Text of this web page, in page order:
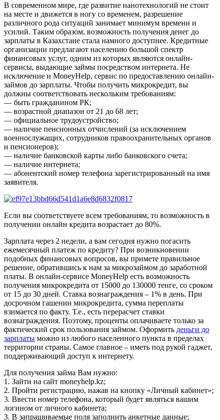
В современном мире, где развитие нанотехнологий не стоит
на месте и движется в ногу со временем, разрешение
различного рода ситуаций занимает минимум времени и
усилий. Таким образом, возможность получения денег до
зарплаты в Казахстане стала намного доступнее. Кредитные
организации предлагают населению большой спектр
финансовых услуг, одним из которых являются онлайн-
сервисы, выдающие займы посредством интернета. Не
исключение и MoneyHelp, сервис по предоставлению онлайн-
займов до зарплаты. Чтобы получить микрокредит, вы
должны соответствовать нескольким требованиям:
— быть гражданином РК;
— возрастной диапазон от 21 до 68 лет;
— официальное трудоустройство;
— наличие пенсионных отчислений (за исключением
военнослужащих, сотрудников правоохранительных органов
и пенсионеров);
— наличие банковской карты либо банковского счета;
— наличие интернета;
— абонентский номер телефона зарегистрированный на имя
заявителя.
Если вы соответствуете всем требованиям, то возможность в
получении онлайн кредита возрастает до 80%.
Зарплата через 2 недели, а вам сегодня нужно погасить
ежемесячный платеж по кредиту? При возникновении
подобных финансовых вопросов, вы примете правильное
решение, обратившись к нам за микрозаймом до заработной
платы. В онлайн-сервисе MoneyHelp есть возможность
получения микрокредита от 15000 до 130000 тенге, со сроком
от 15 до 30 дней. Ставка вознаграждения – 1% в день. При
досрочном гашении микрокредита, сумма переплаты
взимается по факту. Т.е., есть перерасчет ставки
вознаграждения. Поэтому, проценты оплачиваете только за
фактический срок пользования займом. Оформить деньги до
зарплаты можно из любого населенного пункта в пределах
территории страны. Самое главное – иметь под рукой гаджет,
поддерживающий доступ к интернету.
Для получения займа Вам нужно:
1. Зайти на сайт moneyhelp.kz;
2. Пройти регистрацию, нажав на кнопку «Личный кабинет»;
3. Ввести номер телефона, который будет являться вашим
логином от личного кабинета;
3. В запрашиваемые поля заполнить анкетные данные;